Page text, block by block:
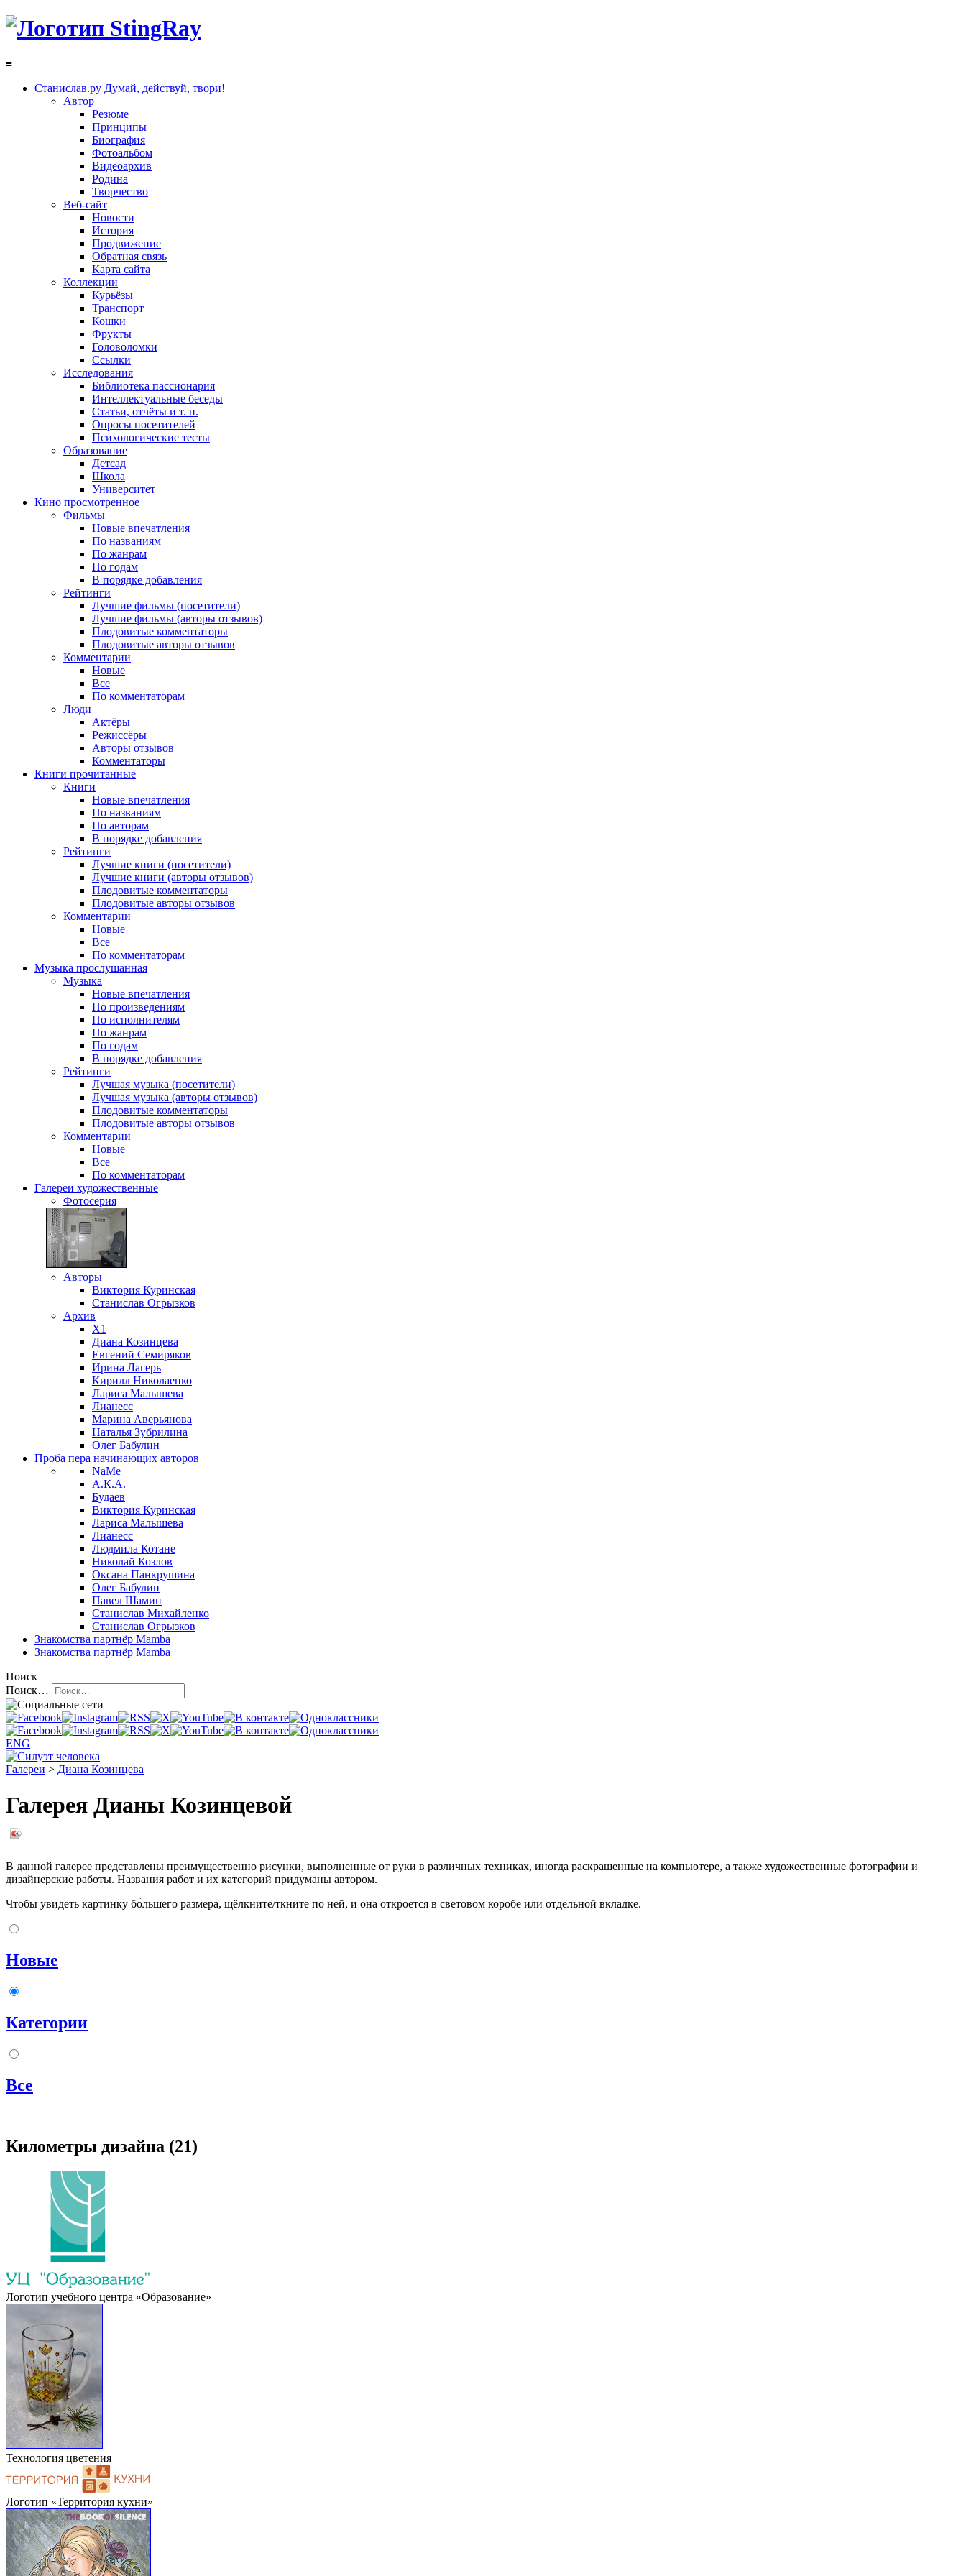
≡
Станислав.ру Думай, действуй, твори!
Автор
Резюме
Принципы
Биография
Фотоальбом
Видеоархив
Родина
Творчество
Веб-сайт
Новости
История
Продвижение
Обратная связь
Карта сайта
Коллекции
Курьёзы
Транспорт
Кошки
Фрукты
Головоломки
Ссылки
Исследования
Библиотека пассионария
Интеллектуальные беседы
Статьи, отчёты и т. п.
Опросы посетителей
Психологические тесты
Образование
Детсад
Школа
Университет
Кино просмотренное
Фильмы
Новые впечатления
По названиям
По жанрам
По годам
В порядке добавления
Рейтинги
Лучшие фильмы (посетители)
Лучшие фильмы (авторы отзывов)
Плодовитые комментаторы
Плодовитые авторы отзывов
Комментарии
Новые
Все
По комментаторам
Люди
Актёры
Режиссёры
Авторы отзывов
Комментаторы
Книги прочитанные
Книги
Новые впечатления
По названиям
По авторам
В порядке добавления
Рейтинги
Лучшие книги (посетители)
Лучшие книги (авторы отзывов)
Плодовитые комментаторы
Плодовитые авторы отзывов
Комментарии
Новые
Все
По комментаторам
Музыка прослушанная
Музыка
Новые впечатления
По произведениям
По исполнителям
По жанрам
По годам
В порядке добавления
Рейтинги
Лучшая музыка (посетители)
Лучшая музыка (авторы отзывов)
Плодовитые комментаторы
Плодовитые авторы отзывов
Комментарии
Новые
Все
По комментаторам
Галереи художественные
Фотосерия
Авторы
Виктория Куринская
Станислав Огрызков
Архив
X1
Диана Козинцева
Евгений Семиряков
Ирина Лагерь
Кирилл Николаенко
Лариса Малышева
Лианесс
Марина Аверьянова
Наталья Зубрилина
Олег Бабулин
Проба пера начинающих авторов
NaMe
А.К.А.
Будаев
Виктория Куринская
Лариса Малышева
Лианесс
Людмила Котане
Николай Козлов
Оксана Панкрушина
Олег Бабулин
Павел Шамин
Станислав Михайленко
Станислав Огрызков
Знакомства партнёр Mamba
Знакомства партнёр Mamba
Поиск
Поиск…
ENG
Галереи > Диана Козинцева
Галерея Дианы Козинцевой
В данной галерее представлены преимущественно рисунки, выполненные от руки в различных техниках, иногда раскрашенные на компьютере, а также художественные фотографии и
дизайнерские работы. Названия работ и их категорий придуманы автором.
Чтобы увидеть картинку бо́льшего размера, щёлкните/ткните по ней, и она откроется в световом коробе или отдельной вкладке.
Новые
Категории
Все
Километры дизайна (21)
Логотип учебного центра «Образование»
Технология цветения
Логотип «Территория кухни»